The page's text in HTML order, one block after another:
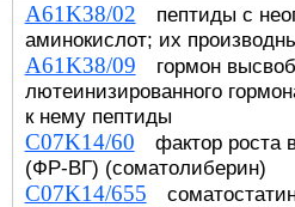
A61K38/02 пептиды с
аминокислот; их
A61K38/09 гормон
лютеинизированного
к нему пептиды
C07K14/60 фактор роста
(ФР-ВГ) (соматолиберин)
C07K14/655